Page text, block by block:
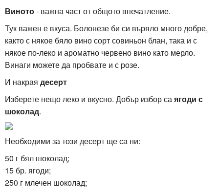
Виното- важна част от общото впечатление.
Тук важен е вкуса. Болонезе би си въряло много добре,
както с някое бяло вино сорт совиньон блан, така и с
някое по-леко и ароматно червено вино като мерло.
Винаги можете да пробвате и с розе.
И накрая десерт
Изберете нещо леко и вкусно. Добър избор са ягоди с
шоколад.
Необходими за този десерт ще са ни:
50 г бял шоколад;
15 бр. ягоди;
250 г млечен шоколад;